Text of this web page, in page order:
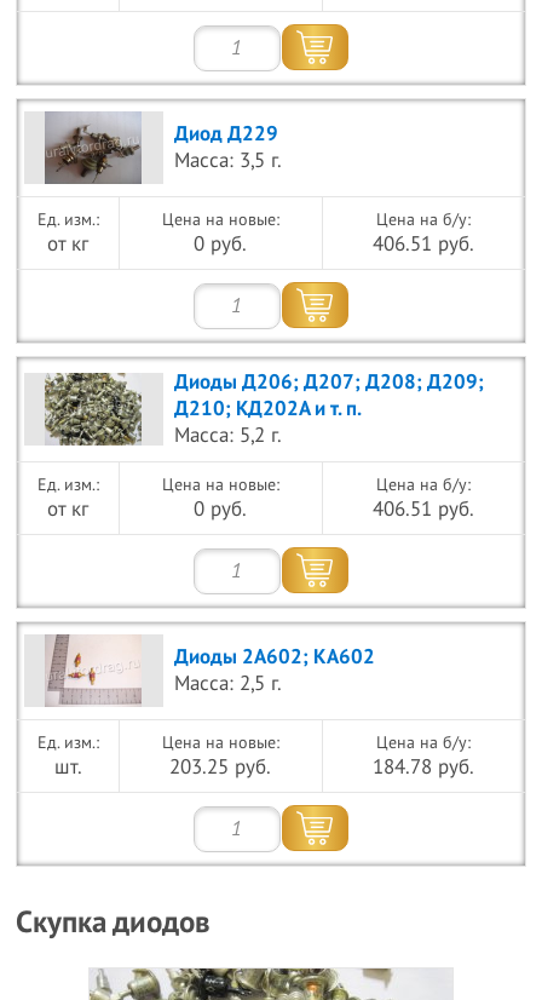
Диод Д229
Масса: 3,5 г.
от кг
Цена на новые:
0 руб.
Цена на б/у:
406.51 руб.
Диоды Д206; Д207; Д208; Д209;
Д210; КД202А и т. п.
Масса: 5,2 г.
от кг
Цена на новые:
0 руб.
Цена на б/у:
406.51 руб.
Диоды 2А602; КА602
Масса: 2,5 г.
шт.
Цена на новые:
203.25 руб.
Цена на б/у:
184.78 руб.
Скупка диодов